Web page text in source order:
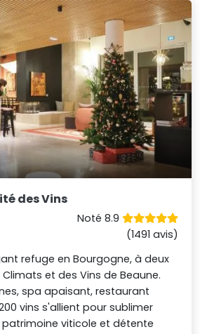
des Vins
Noté 8.9
(1491 avis)
refuge en Bourgogne, à deux
et des Vins de Beaune.
spa apaisant, restaurant
vins s'allient pour sublimer
patrimoine viticole et détente